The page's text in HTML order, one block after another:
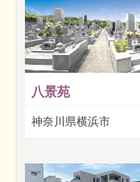
八景苑
神奈川県横浜市